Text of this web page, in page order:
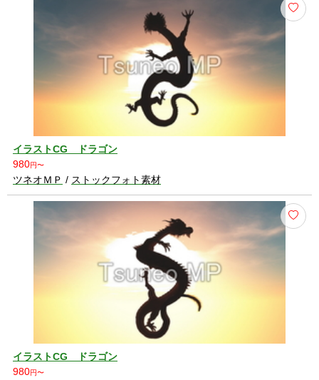
イラストCG ドラゴン
980円〜
ツネオＭＰ / ストックフォト素材
イラストCG ドラゴン
980円〜